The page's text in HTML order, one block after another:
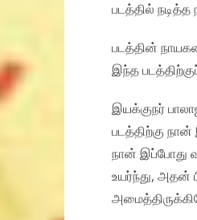
படத்தில் நடித்த
படத்தின்
இந்த
இயக்குநர்
படத்திற்கு
நான் இப்போது
உயர்ந்து, அதன்